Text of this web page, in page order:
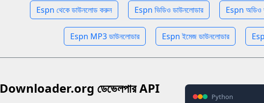
Espn থেকে ডাউনলোড করুন Espn ভিডিও ডাউনলোডার Espn অডিও
Espn MP3 ডাউনলোডার Espn ইমেজ ডাউনলোডার
Downloader.org ডেভেলপার API
Python